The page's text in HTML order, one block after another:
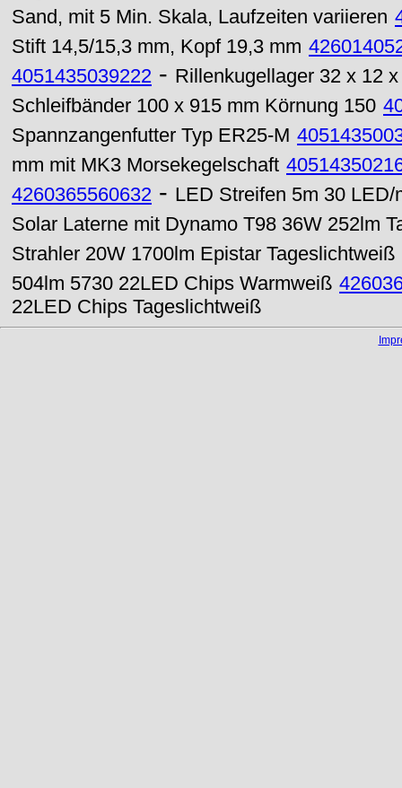
Sand, mit 5 Min. Skala, Laufzeiten variieren
Stift 14,5/15,3 mm, Kopf 19,3 mm
4051435039222 - Rillenkugellager 32 x 12
Schleifbänder 100 x 915 mm Körnung 150
Spannzangenfutter Typ ER25-M
mm mit MK3 Morsekegelschaft
4260365560632 - LED Streifen 5m 30
Solar Laterne mit Dynamo T98 36W 252lm
Strahler 20W 1700lm Epistar Tageslichtweiß
504lm 5730 22LED Chips Warmweiß
22LED Chips Tageslichtweiß